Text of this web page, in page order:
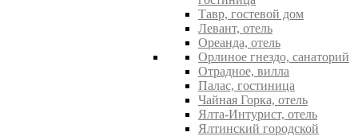
Тавр, гостевой дом
Левант, отель
Ореанда, отель
Орлиное гнездо, санаторий
Отрадное, вилла
Палас, гостиница
Чайная Горка, отель
Ялта-Интурист, отель
Ялтинский городской